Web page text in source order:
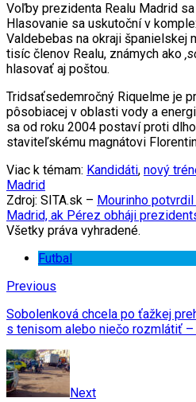
Voľby prezidenta Realu Madrid
Hlasovanie sa uskutoční v
Valdebebas na okraji španielskej
tisíc členov Realu, známych ako
hlasovať aj poštou.
Tridsaťsedemročný Riquelme je
pôsobiacej v oblasti vody a
sa od roku 2004 postaví proti
staviteľskému magnátovi
Viac k témam: Kandidáti, nový
Madrid
Zdroj: SITA.sk – Mourinho
Madrid, ak Pérez obháji
Všetky práva vyhradené.
Futbal
Previous
Sobolenková chcela po ťažkej
s tenisom alebo niečo rozmlátiť –
Next